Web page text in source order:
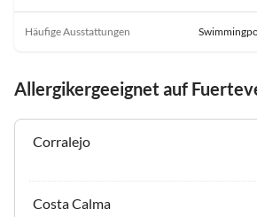
Häufige Ausstattungen
Allergikergeeignet auf
Corralejo
Costa Calma